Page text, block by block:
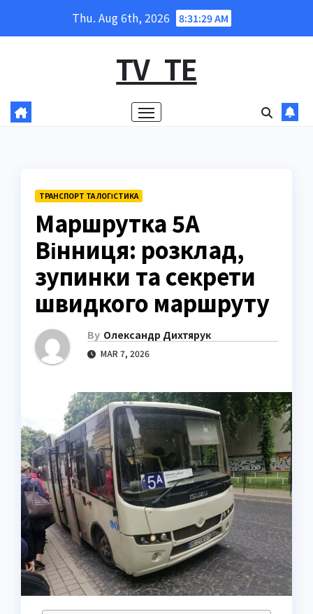
Thu. Aug 6th, 2026 8:31:30 AM
TV_TE
ТРАНСПОРТ ТА ЛОГІСТИКА
Маршрутка 5А
Вінниця: розклад,
зупинки та секрети
швидкого маршруту
By Олександр Дихтярук
MAR 7, 2026